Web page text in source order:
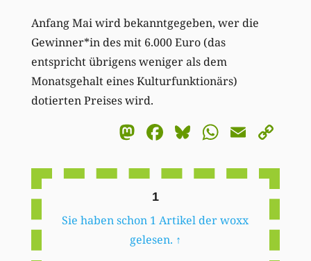
Anfang Mai wird bekanntgegeben, wer die
Gewinner*in des mit 6.000 Euro (das
entspricht übrigens weniger als dem
Monatsgehalt eines Kulturfunktionärs)
dotierten Preises wird.
Mastodon
Facebook
BlueskyEmail
1
Sie haben schon 1 Artikel der woxx
gelesen. ↑